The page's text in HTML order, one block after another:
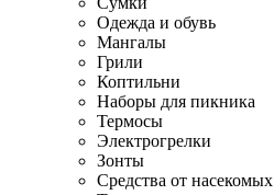
Одежда и обувь
Мангалы
Грили
Коптильни
Наборы для пикника
Термосы
Электрогрелки
Зонты
Средства от насекомых